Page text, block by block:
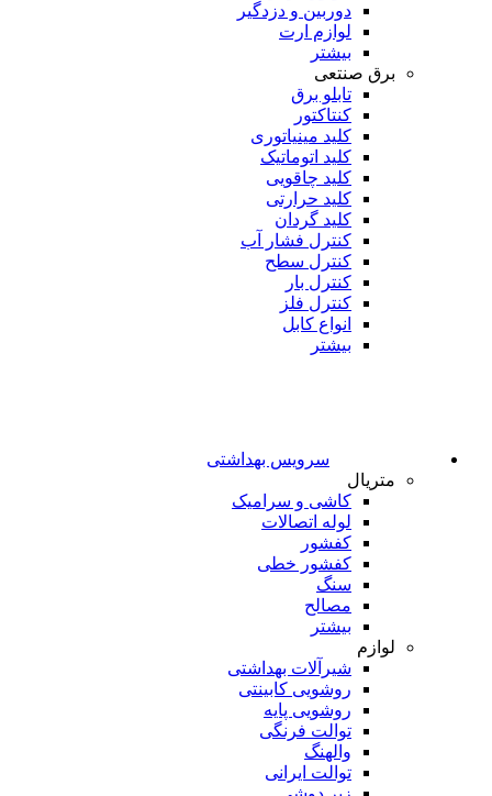
دوربین و دزدگیر
لوازم ارت
بیشتر
برق صنتعی
تابلو برق
کنتاکتور
کلید مینیاتوری
کلید اتوماتیک
کلید چاقویی
کلید حرارتی
کلید گردان
کنترل فشار آب
کنترل سطح
کنترل بار
کنترل فلز
انواع کابل
بیشتر
سرویس بهداشتی
متریال
کاشی و سرامیک
لوله اتصالات
کفشور
کفشور خطی
سنگ
مصالح
بیشتر
لوازم
شیرآلات بهداشتی
روشویی کابینتی
روشویی پایه
توالت فرنگی
والهنگ
توالت ایرانی